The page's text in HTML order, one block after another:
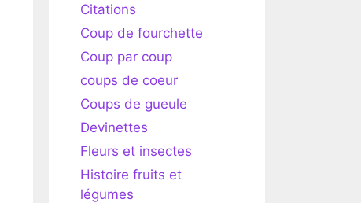
Citations
Coup de fourchette
Coup par coup
coups de coeur
Coups de gueule
Devinettes
Fleurs et insectes
Histoire fruits et
légumes